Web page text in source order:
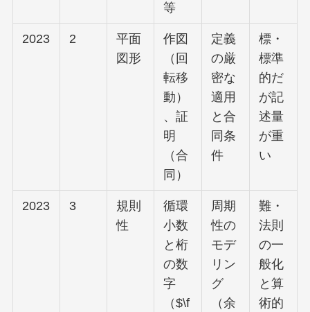
等
2023 2
平面
図形
作図
（回
転移
動）
、証
明
（合
同）
定義
の厳
密な
適用
と合
同条
件
標・
標準
的だ
が記
述量
が重
い
2023 3
規則
性
循環
小数
と桁
の数
字
（$\f
周期
性の
モデ
リン
グ
（余
難・
法則
の一
般化
と算
術的